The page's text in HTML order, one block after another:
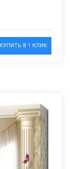
КУПИТЬ В 1 КЛИК